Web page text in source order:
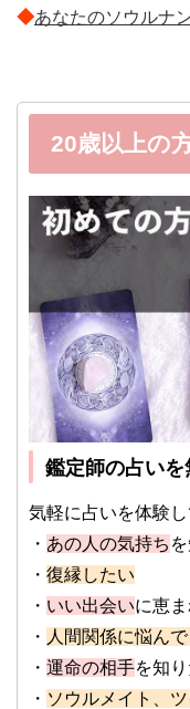
◆あなたのソウルナ
20歳以上の
鑑定師の占いを
気軽に占いを体験
・ あの人の気持ち
・ 復縁したい
・ いい出会いに恵
・ 人間関係に悩んで
・ 運命の相手を知
・ ソウルメイト、